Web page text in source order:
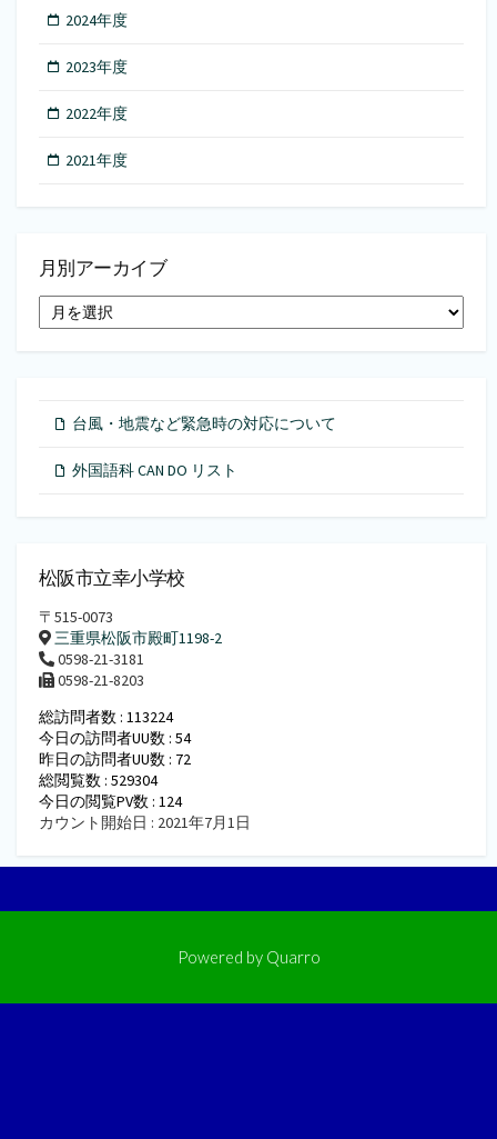
2024年度
2023年度
2022年度
2021年度
月別アーカイブ
別
台風・地震など緊急時の対応について
外国語科 CAN DO リスト
松阪市立幸小学校
〒515-0073
三重県松阪市殿町1198-2
0598-21-3181
0598-21-8203
総訪問者数 : 113224
今日の訪問者UU数 : 54
昨日の訪問者UU数 : 72
総閲覧数 : 529304
今日の閲覧PV数 : 124
カウント開始日 : 2021年7月1日
Powered by Quarro